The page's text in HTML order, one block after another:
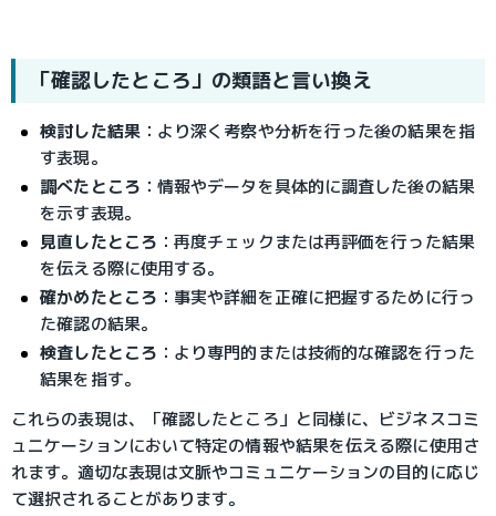
「確認したところ」の類語と言い換え
検討した結果：より深く考察や分析を行った後の結果を指
す表現。
調べたところ ：情報やデータを具体的に調査した後の結果
を示す表現。
見直したところ ：再度チェックまたは再評価を行った結果
を伝える際に使用する。
確かめたところ ：事実や詳細を正確に把握するために行っ
た確認の結果。
検査したところ ：より専門的または技術的な確認を行った
結果を指す。
これらの表現は、「確認したところ」と同様に、ビジネスコミ
ュニケーションにおいて特定の情報や結果を伝える際に使用さ
れます。適切な表現は文脈やコミュニケーションの目的に応じ
て選択されることがあります。